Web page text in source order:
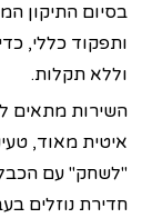
בסיום התיקון
ותפקוד כללי,
וללא תקלות.
השירות מתאים
איטית מאוד,
"לשחק" עם הכבל